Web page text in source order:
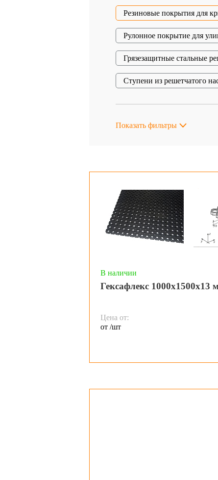
Резиновые покрытия для
Рулонное покрытие для
Грязезащитные стальные
Ступени из решетчатого
Показать фильтры
В наличии
Гексафлекс 1000х1500х13
Цена от:
от /шт